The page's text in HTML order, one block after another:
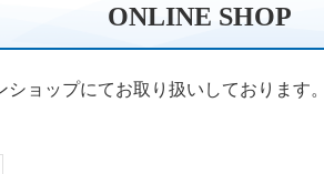
ONLINE SHOP
ョップにてお取り扱いしております。